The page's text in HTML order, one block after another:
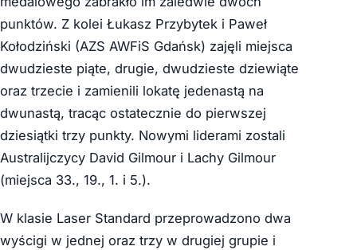
punktów. Z kolei Łukasz Przybytek i Paweł
Kołodziński (AZS AWFiS Gdańsk) zajęli miejsca
dwudzieste piąte, drugie, dwudzieste dziewiąte
oraz trzecie i zamienili lokatę jedenastą na
dwunastą, tracąc ostatecznie do pierwszej
dziesiątki trzy punkty. Nowymi liderami zostali
Australijczycy David Gilmour i Lachy Gilmour
(miejsca 33., 19., 1. i 5.).
W klasie Laser Standard przeprowadzono dwa
wyścigi w jednej oraz trzy w drugiej grupie i